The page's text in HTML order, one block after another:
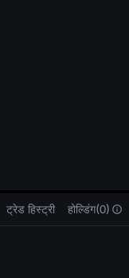
ट्रेड हिस्ट्री होल्डिंग(0)